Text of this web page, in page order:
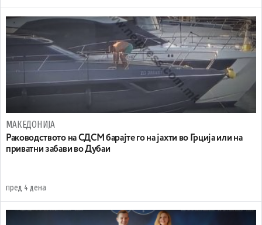
МАКЕДОНИЈА
Раководството на СДСМ барајте го на јахти во Грција или на
приватни забави во Дубаи
пред 4 дена